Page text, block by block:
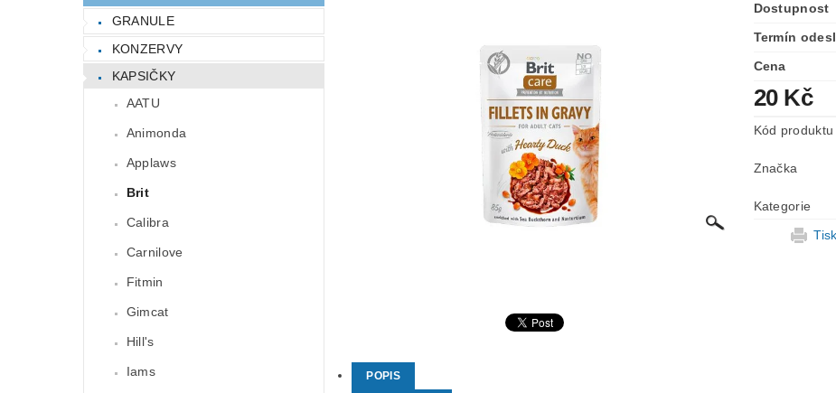
GRANULE
KONZERVY
KAPSIČKY
AATU
Animonda
Applaws
Brit
Calibra
Carnilove
Fitmin
Gimcat
Hill's
Iams
Dostupnost
Termín
Cena
20 Kč
Kód produktu
Značka
Kategorie
Tisk
POPIS